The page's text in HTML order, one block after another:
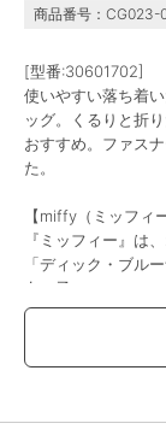
商品番号：CG023-
[型番:30601702]
使いやすい落ち着
ッグ。くるりと折
おすすめ。ファス
た。
【miffy（ミッフィ
『ミッフィー』は
「ディック・ブル
女の子。
ミッフィーと家族
中の人々に愛され